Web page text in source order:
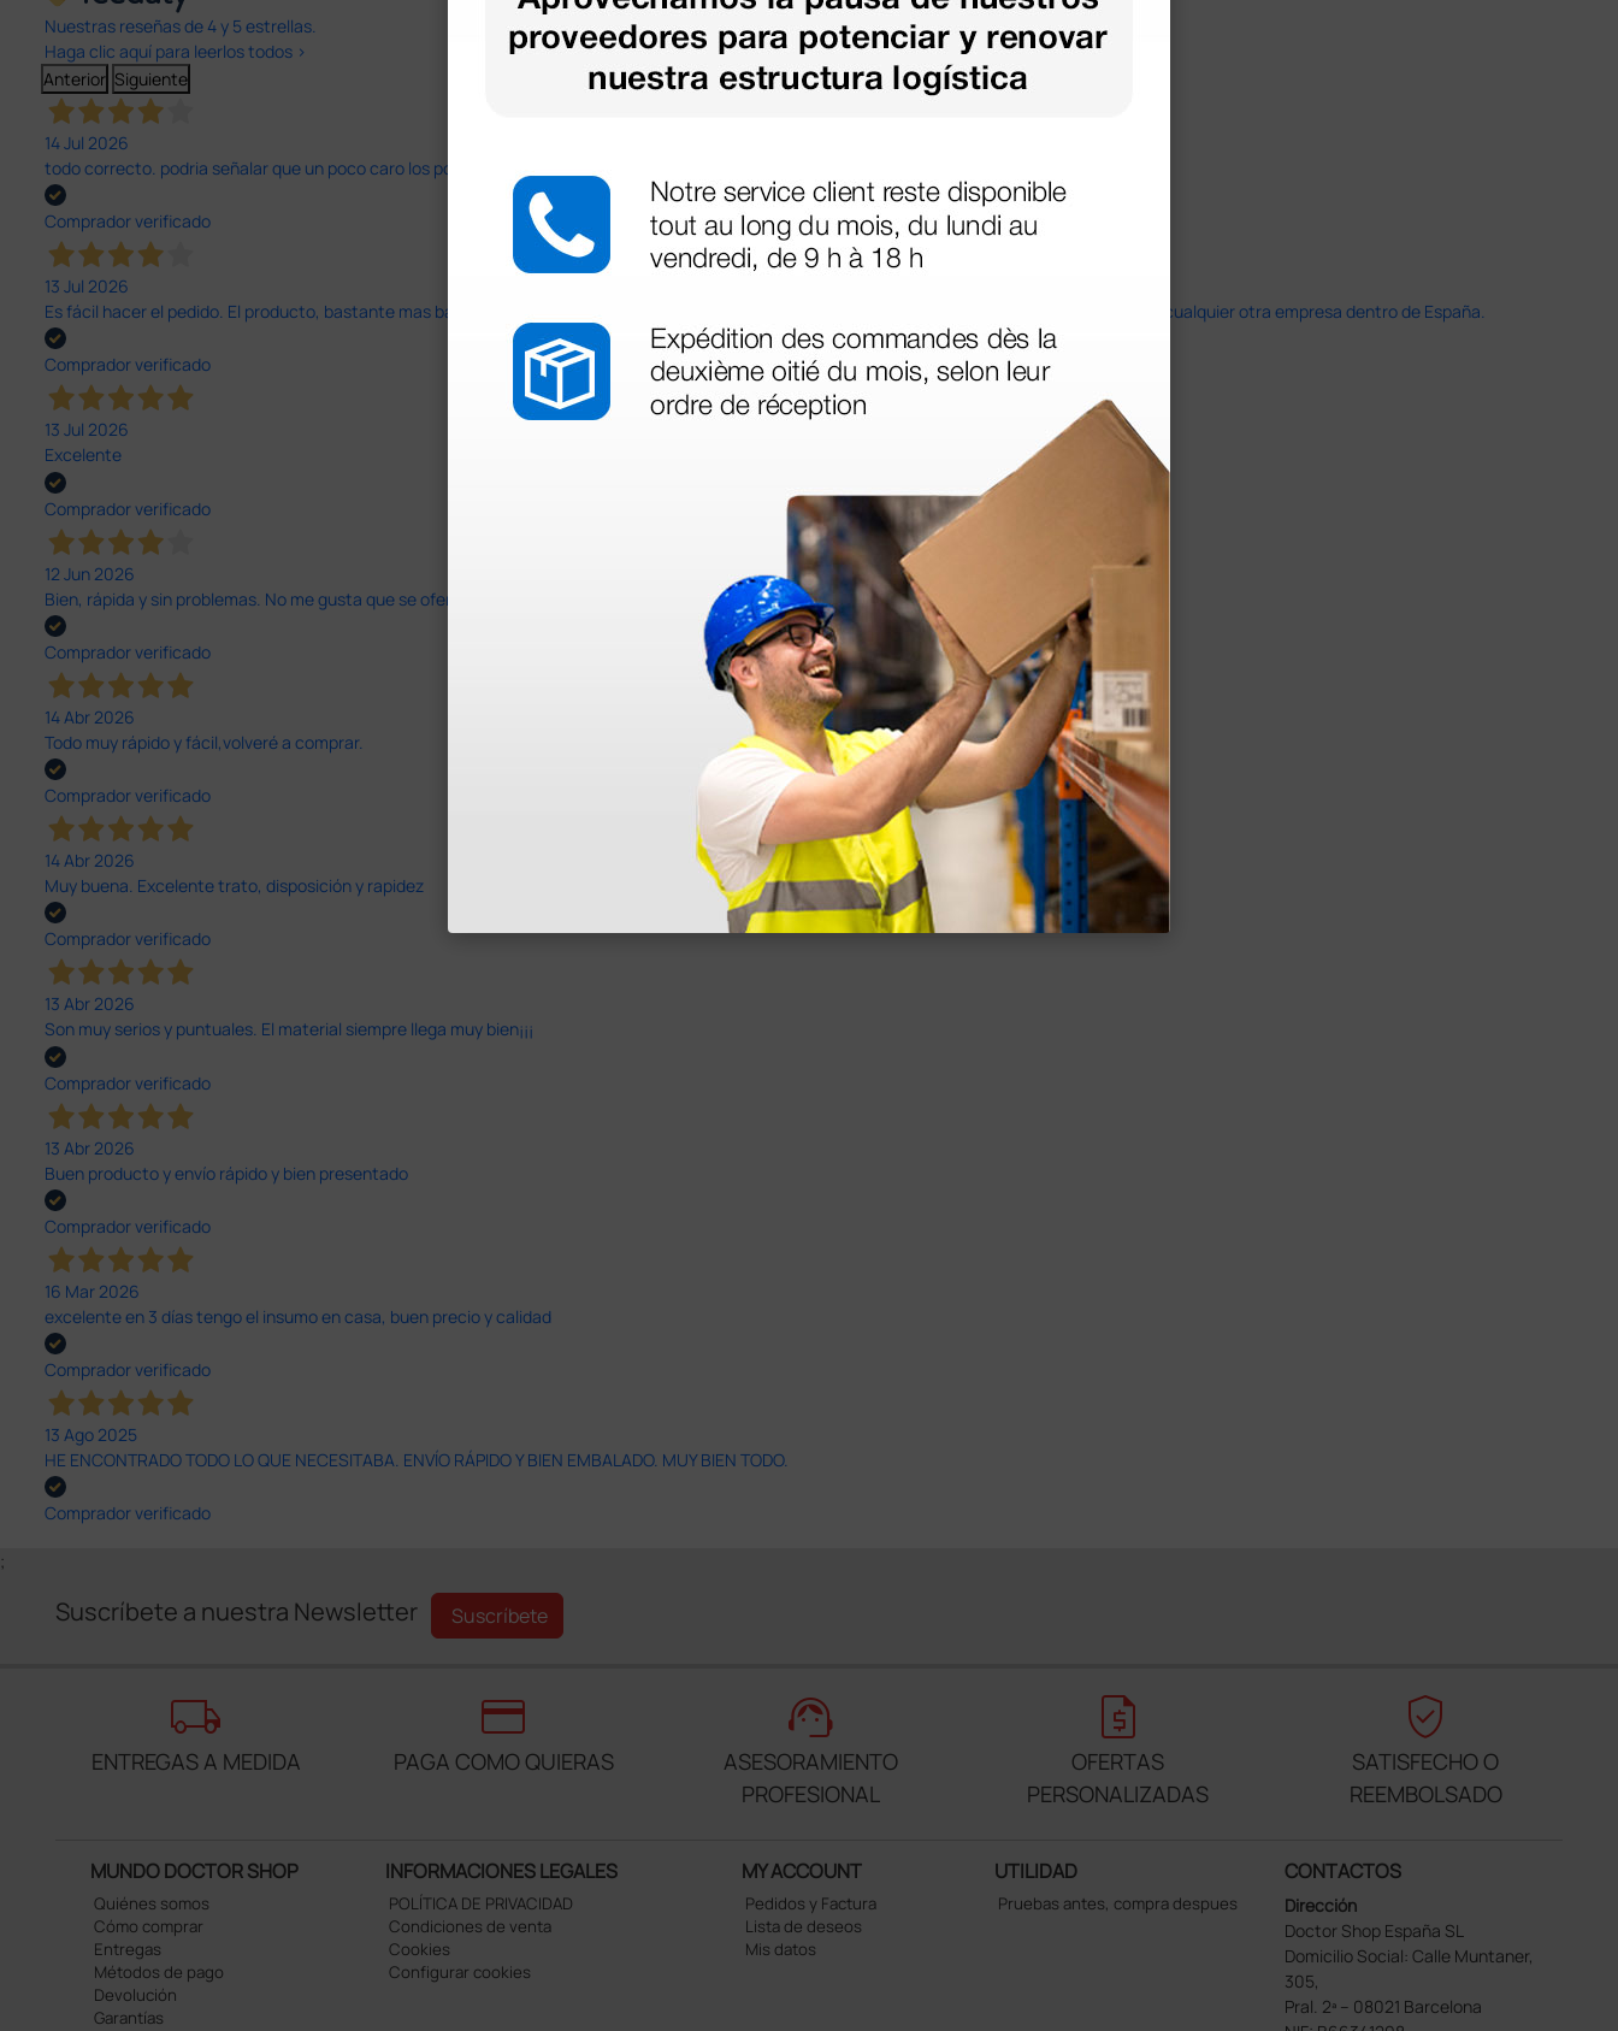
Nuestras reseñas de 4 y 5 estrellas.
Haga clic aquí para leerlos todos >
Anterior Siguiente
14 Jul 2026
todo correcto. podria señalar que un poco caro los portes y el plazo de entrega se alarga.
Comprador verificado
13 Jul 2026
Es fácil hacer el pedido. El producto, bastante mas barato que en otras plataformas de material médico. Pero el envío cuesta más del doble que en cualquier otra empresa dentro de España.
Comprador verificado
13 Jul 2026
Excelente
Comprador verificado
12 Jun 2026
Bien, rápida y sin problemas. No me gusta que se oferten productos sin incluir el IVA que luego nos van a cobrar.
Comprador verificado
14 Abr 2026
Todo muy rápido y fácil,volveré a comprar.
Comprador verificado
14 Abr 2026
Muy buena. Excelente trato, disposición y rapidez
Comprador verificado
13 Abr 2026
Son muy serios y puntuales. El material siempre llega muy bien¡¡¡
Comprador verificado
13 Abr 2026
Buen producto y envío rápido y bien presentado
Comprador verificado
16 Mar 2026
excelente en 3 días tengo el insumo en casa, buen precio y calidad
Comprador verificado
13 Ago 2025
HE ENCONTRADO TODO LO QUE NECESITABA. ENVÍO RÁPIDO Y BIEN EMBALADO. MUY BIEN TODO.
Comprador verificado
;
Suscríbete a nuestra Newsletter Suscríbete
local_shipping
ENTREGAS A MEDIDA
credit_card
PAGA COMO QUIERAS
support_agent
ASESORAMIENTO
PROFESIONAL
request_quote
OFERTAS
PERSONALIZADAS
verified_user
SATISFECHO O
REEMBOLSADO
MUNDO DOCTOR SHOP
Quiénes somos
Cómo comprar
Entregas
Métodos de pago
Devolución
Garantías
INFORMACIONES LEGALES
POLÍTICA DE PRIVACIDAD
Condiciones de venta
Cookies
Configurar cookies
MY ACCOUNT
Pedidos y Factura
Lista de deseos
Mis datos
UTILIDAD
Pruebas antes, compra despues
CONTACTOS
Dirección
Doctor Shop España SL
Domicilio Social: Calle Muntaner,
305,
Pral. 2ª – 08021 Barcelona